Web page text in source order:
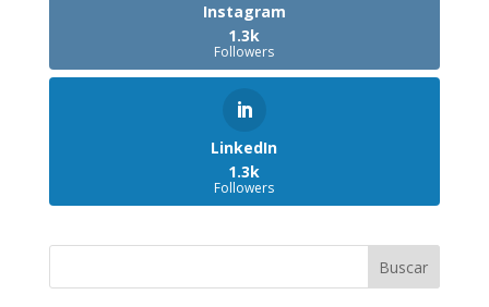
Instagram
1.3k
Followers
LinkedIn
1.3k
Followers